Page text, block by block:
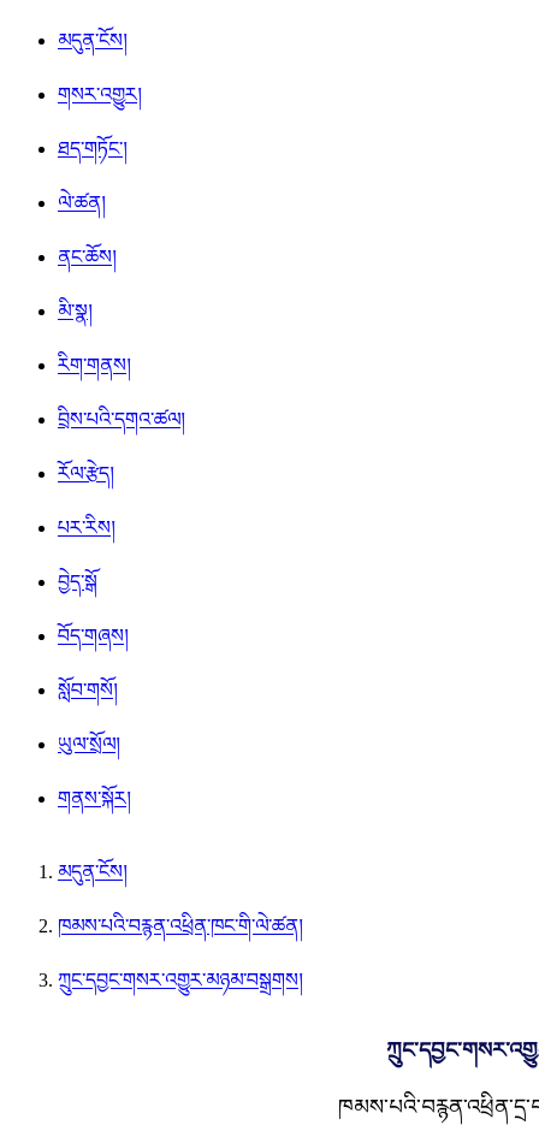
མདུན་ངོས།
གསར་འགྱུར།
ཐད་གཏོང་།
ལེ་ཚན།
ནང་ཆོས།
མི་སྣ།
རིག་གནས།
བྲིས་པའི་དགའ་ཚལ།
རོལ་རྩེད།
པར་རིས།
བྱེད་སྒོ
བོད་གཞས།
སློབ་གསོ།
ཡུལ་སྲོལ།
གནས་སྐོར།
མདུན་ངོས།
ཁམས་པའི་བརྙན་འཕྲིན་ཁང་གི་ལེ་ཚན།
ཀྲུང་དབྱང་གསར་འགྱུར་མཉམ་བསྒྲགས།